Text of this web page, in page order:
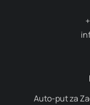
Auto-put za